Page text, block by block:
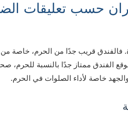
حسب تعليقات
فالفندق قريب جدًا من الحرم، خاصة
الفندق ممتاز جدًا بالنسبة للحرم،
خاصة لأداء الصلوات في الحرم.